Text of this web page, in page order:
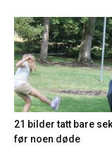
21 bilder tatt bare
før noen døde